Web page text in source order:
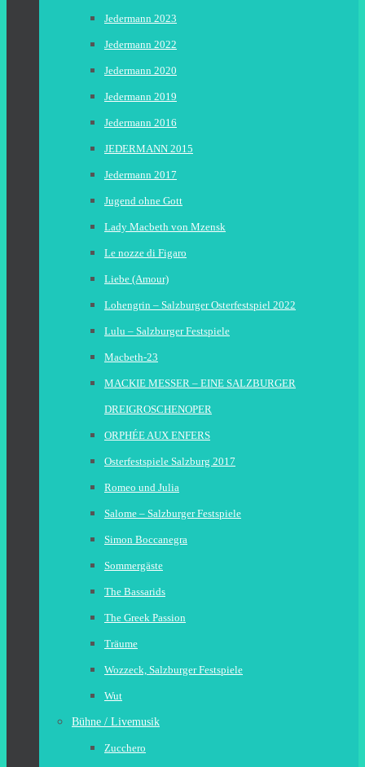
Jedermann 2023
Jedermann 2022
Jedermann 2020
Jedermann 2019
Jedermann 2016
JEDERMANN 2015
Jedermann 2017
Jugend ohne Gott
Lady Macbeth von Mzensk
Le nozze di Figaro
Liebe (Amour)
Lohengrin – Salzburger Osterfestspiel 2022
Lulu – Salzburger Festspiele
Macbeth-23
MACKIE MESSER – EINE SALZBURGER
DREIGROSCHENOPER
ORPHÉE AUX ENFERS
Osterfestspiele Salzburg 2017
Romeo und Julia
Salome – Salzburger Festspiele
Simon Boccanegra
Sommergäste
The Bassarids
The Greek Passion
Träume
Wozzeck, Salzburger Festspiele
Wut
Bühne / Livemusik
Zucchero